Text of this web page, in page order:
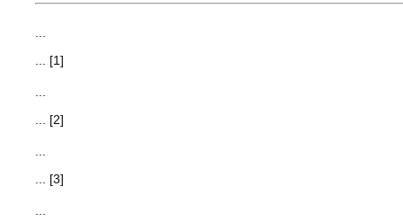
... [1]
... [2]
... [3]